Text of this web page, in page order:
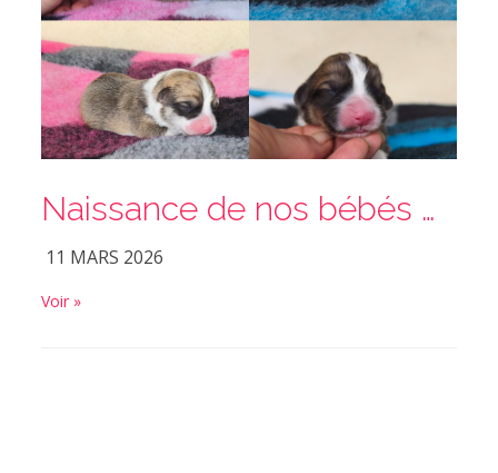
Naissance de nos bébés Corgi
11 MARS 2026
Voir »